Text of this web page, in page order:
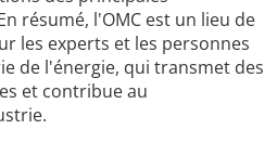
résumé, l'OMC est un lieu de
les experts et les personnes
de l'énergie, qui transmet des
et contribue au